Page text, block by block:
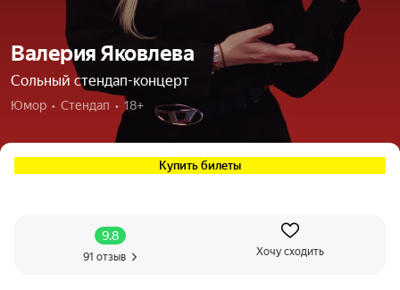
Валерия Яковлева
Сольный стендап-концерт
Юмор  •  Стендап  •  18+
Купить билеты
9.8
91 отзыв Хочу сходить